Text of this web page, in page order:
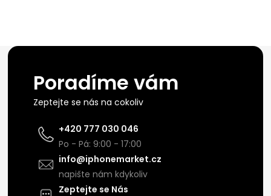
Poradíme vám
Zeptejte se nás na cokoliv
+420 777 030 046
Po - Pá: 9:00 - 17:00
info@iphonemarket.cz
napište nám kdykoliv
Zeptejte se Nás